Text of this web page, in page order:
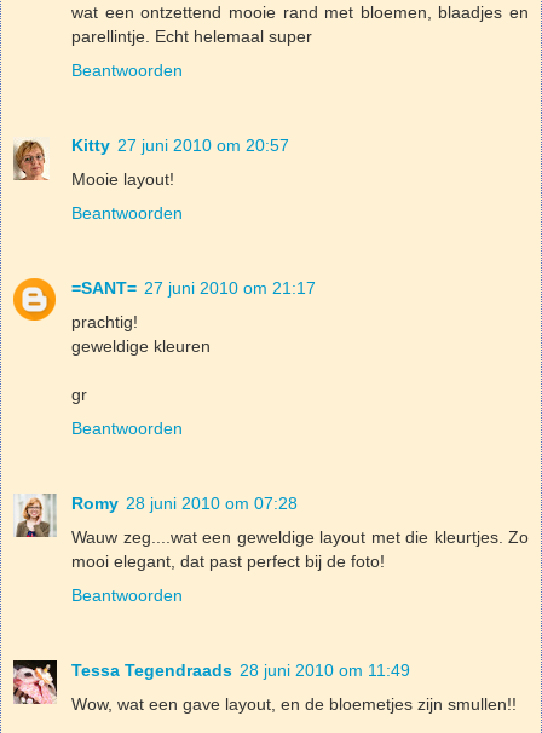
wat een ontzettend mooie rand met bloemen, blaadjes en
parellintje. Echt helemaal super
Beantwoorden
Kitty 27 juni 2010 om 20:57
Mooie layout!
Beantwoorden
=SANT= 27 juni 2010 om 21:17
prachtig!
geweldige kleuren
gr
Beantwoorden
Romy 28 juni 2010 om 07:28
Wauw zeg....wat een geweldige layout met die kleurtjes. Zo
mooi elegant, dat past perfect bij de foto!
Beantwoorden
Tessa Tegendraads 28 juni 2010 om 11:49
Wow, wat een gave layout, en de bloemetjes zijn smullen!!